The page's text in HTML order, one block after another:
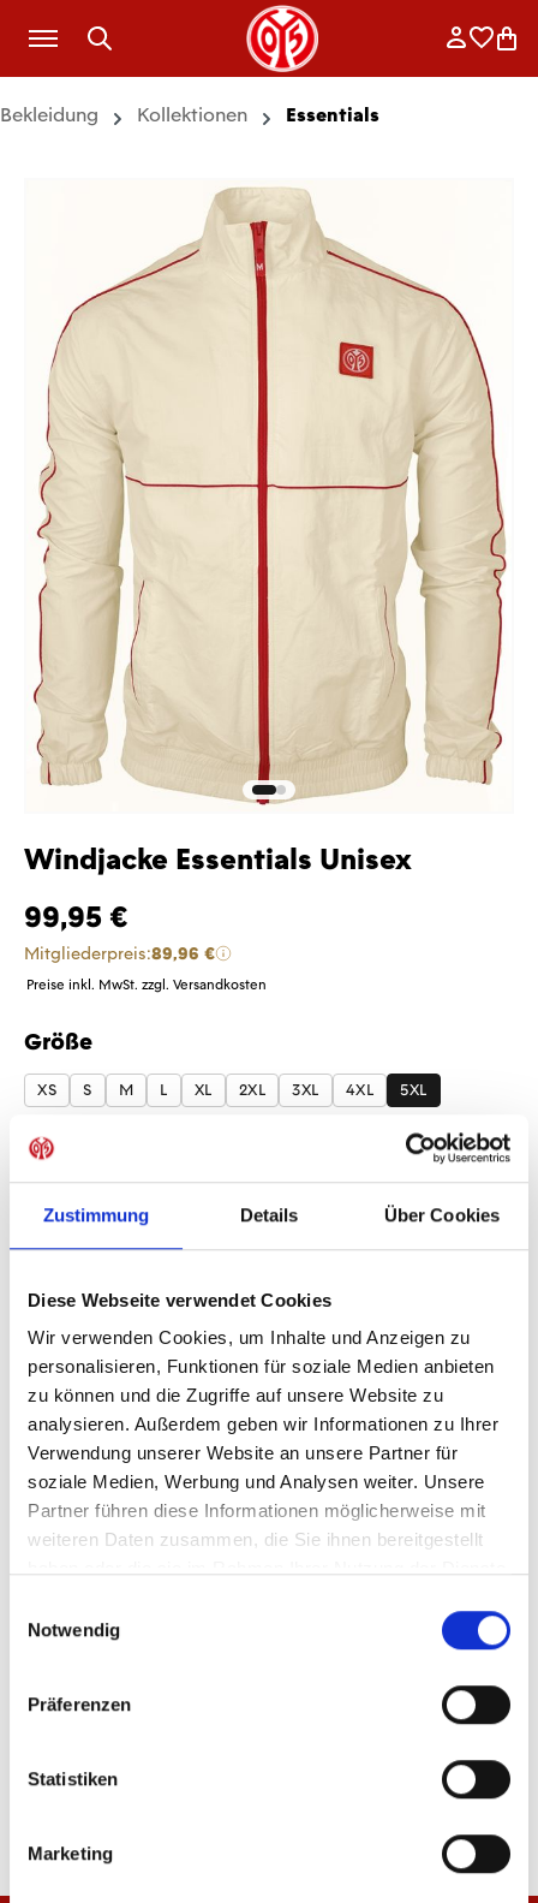
Zustimmung Details Über Cookies
Diese Webseite verwendet Cookies
Wir verwenden Cookies, um Inhalte und Anzeigen zu
personalisieren, Funktionen für soziale Medien anbieten
zu können und die Zugriffe auf unsere Website zu
analysieren. Außerdem geben wir Informationen zu Ihrer
Verwendung unserer Website an unsere Partner für
soziale Medien, Werbung und Analysen weiter. Unsere
Partner führen diese Informationen möglicherweise mit
weiteren Daten zusammen, die Sie ihnen bereitgestellt
Notwendig
Präferenzen
Statistiken
Marketing
Zum Hauptinhalt springen
Bekleidung Kollektionen Essentials
Windjacke Essentials Unisex
99,95 €
Mitgliederpreis:89,96 €
Preise inkl. MwSt. zzgl. Versandkosten
Größe
auswählen
XS S M L XL 2XL 3XL 4XL 5XL
Produkt Anzahl: Gib den gewünschten
Anzahl
Sofort verfügbar, Lieferzeit: 1-3 Tage
IN DEN WARENKORB
Produktdetails
ÄHNLICHE PRODUKTE
69,95 €